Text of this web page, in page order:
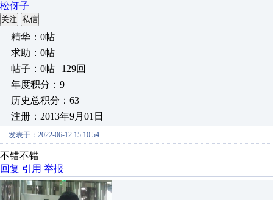
松伢子
关注 私信
精华：0帖
求助：0帖
帖子：0帖 | 129回
年度积分：9
历史总积分：63
注册：2013年9月01日
发表于：2022-06-12 15:10:54
不错不错
回复 引用 举报